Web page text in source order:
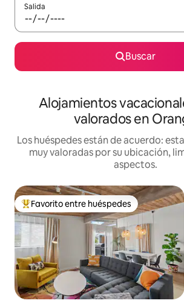
Salida
Buscar
Alojamientos
valorados en
Los huéspedes están de acuerdo:
muy valoradas por su ubicación,
aspectos.
Favorito entre huéspedes preferido
Favorito entre huéspedes